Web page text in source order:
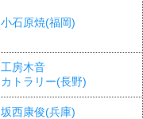
小石原焼(福岡)
工房木音
カトラリー(長野)
坂西康俊(兵庫)